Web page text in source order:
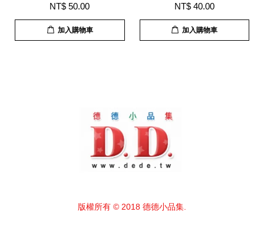
NT$ 50.00
加入購物車
NT$ 40.00
加入購物車
版權所有 © 2018 德德小品集.